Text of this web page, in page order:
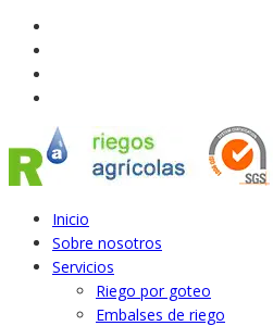
Inicio
Sobre nosotros
Servicios
Riego por goteo
Embalses de riego